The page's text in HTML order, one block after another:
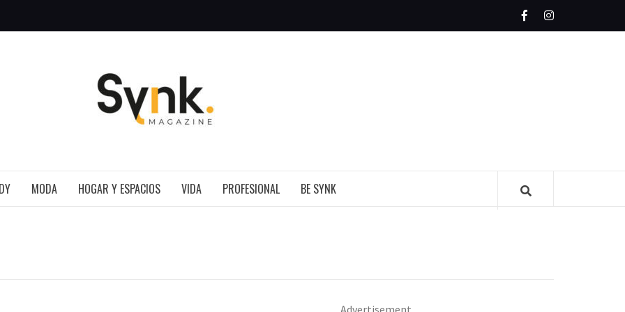
FacebookInstagram
MODA HOGAR Y ESPACIOS VIDA PROFESIONAL BE SYNK
Advertisement